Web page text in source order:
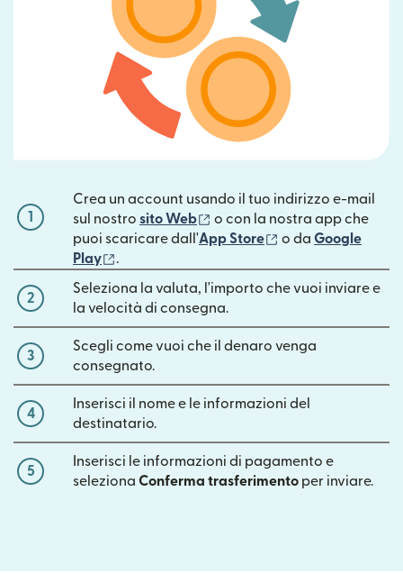
1
Crea un account usando il tuo indirizzo e-mail
sul nostro sito Web (si apre in una nuova finestra)
o con la nostra app che
puoi scaricare dall'App Store (si apre in una
o da Google
Play
.
2
Seleziona la valuta, l'importo che vuoi inviare e
la velocità di consegna.
3
Scegli come vuoi che il denaro venga
consegnato.
4
Inserisci il nome e le informazioni del
destinatario.
5
Inserisci le informazioni di pagamento e
seleziona Conferma trasferimento per inviare.